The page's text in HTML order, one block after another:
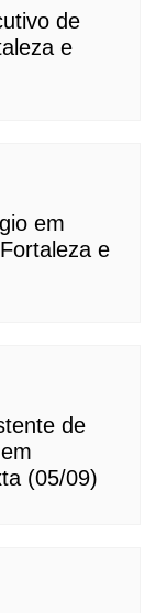
de
e
em
e
de
(05/09)